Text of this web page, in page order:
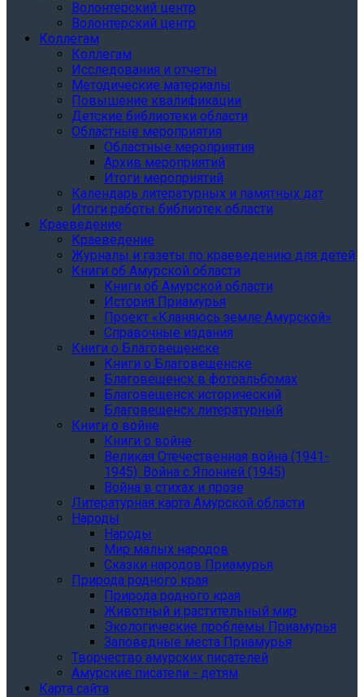
Волонтерский центр
Волонтерский центр
Коллегам
Коллегам
Исследования и отчеты
Методические материалы
Повышение квалификации
Детские библиотеки области
Областные мероприятия
Областные мероприятия
Архив мероприятий
Итоги мероприятий
Календарь литературных и памятных дат
Итоги работы библиотек области
Краеведение
Краеведение
Журналы и газеты по краеведению для детей
Книги об Амурской области
Книги об Амурской области
История Приамурья
Проект «Кланяюсь земле Амурской»
Справочные издания
Книги о Благовещенске
Книги о Благовещенске
Благовещенск в фотоальбомах
Благовещенск исторический
Благовещенск литературный
Книги о войне
Книги о войне
Великая Отечественная война (1941-
1945). Война с Японией (1945)
Война в стихах и прозе
Литературная карта Амурской области
Народы
Народы
Мир малых народов
Сказки народов Приамурья
Природа родного края
Природа родного края
Животный и растительный мир
Экологические проблемы Приамурья
Заповедные места Приамурья
Творчество амурских писателей
Амурские писатели - детям
Карта сайта